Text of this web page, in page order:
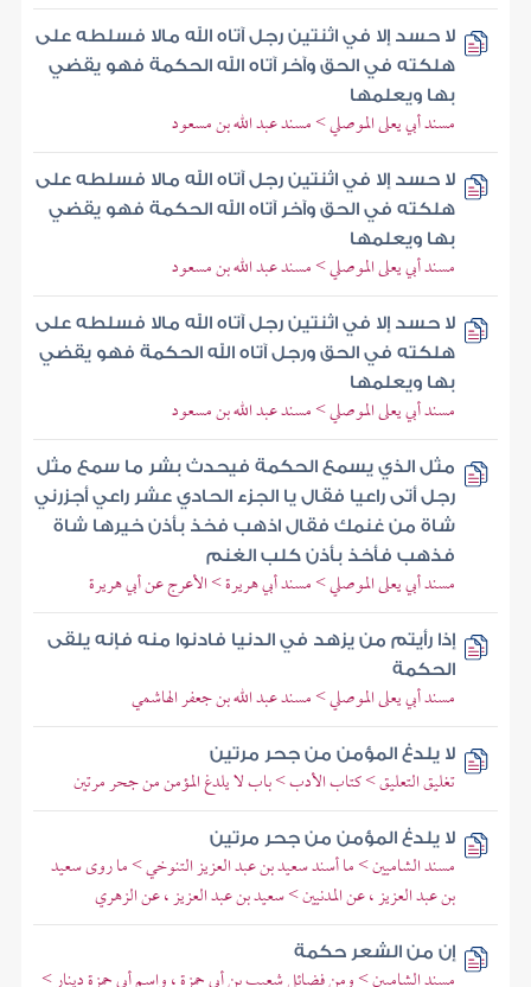
لا حسد إلا في اثنتين رجل آتاه الله مالا فسلطه على
هلكته في الحق وآخر آتاه الله الحكمة فهو يقضي
بها ويعلمها
مسند أبي يعلى الموصلي > مسند عبد الله بن مسعود
لا حسد إلا في اثنتين رجل آتاه الله مالا فسلطه على
هلكته في الحق وآخر آتاه الله الحكمة فهو يقضي
بها ويعلمها
مسند أبي يعلى الموصلي > مسند عبد الله بن مسعود
لا حسد إلا في اثنتين رجل آتاه الله مالا فسلطه على
هلكته في الحق ورجل آتاه الله الحكمة فهو يقضي
بها ويعلمها
مسند أبي يعلى الموصلي > مسند عبد الله بن مسعود
مثل الذي يسمع الحكمة فيحدث بشر ما سمع مثل
رجل أتى راعيا فقال يا الجزء الحادي عشر راعي أجزرني
شاة من غنمك فقال اذهب فخذ بأذن خيرها شاة
فذهب فأخذ بأذن كلب الغنم
مسند أبي يعلى الموصلي > مسند أبي هريرة > الأعرج عن أبي هريرة
إذا رأيتم من يزهد في الدنيا فادنوا منه فإنه يلقى
الحكمة
مسند أبي يعلى الموصلي > مسند عبد الله بن جعفر الهاشمي
لا يلدغ المؤمن من جحر مرتين
تغليق التعليق > كتاب الأدب > باب لا يلدغ المؤمن من جحر مرتين
لا يلدغ المؤمن من جحر مرتين
مسند الشاميين > ما أسند سعيد بن عبد العزيز التنوخي > ما روى سعيد
بن عبد العزيز ، عن المدنيين > سعيد بن عبد العزيز ، عن الزهري
إن من الشعر حكمة